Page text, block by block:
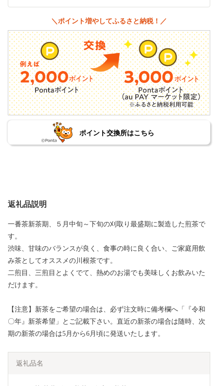
＼ポイント増やしてふるさと納税！／
ポイント交換所はこちら
返礼品説明
一番茶新茶期、５月中旬～下旬の刈取り最盛期に製造した煎茶で
す。
渋味、甘味のバランスが良く、食事の時に良く合い、ご家庭用飲
み茶としてオススメの川根茶です。
二煎目、三煎目とよくでて、熱めのお湯でも美味しくお飲みいた
だけます。
【注意】新茶をご希望の場合は、必ず注文時に備考欄へ「『令和
〇年』新茶希望」とご記載下さい。直近の新茶の場合は随時、次
期の新茶の場合は5月から6月頃に発送いたします。
返礼品名